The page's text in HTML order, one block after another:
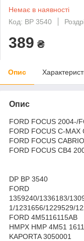
Немає в наявності
Код: BP 3540
389 ₴
Опис
Опис
FORD FOCUS 2004-/
FORD FOCUS C-MAX
FORD FOCUS
FORD FOCUS CB4
DP BP 3540
FORD
1359240/1336183/
1/1231656/1229529/
FORD 4M5116115AB
HMPX HMP 4M51
KAPORTA 3050001